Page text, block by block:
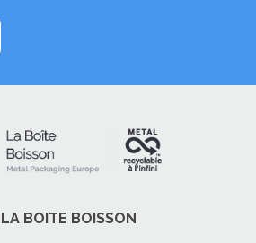
BOITE BOISSON